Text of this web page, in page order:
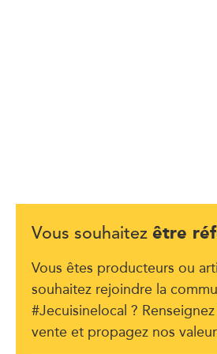
Vous souhaitez être
Vous êtes producteurs ou
souhaitez rejoindre la
#Jecuisinelocal ?
vente et propagez nos